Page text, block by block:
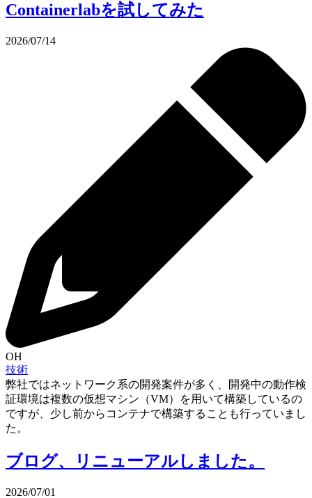
Containerlabを試してみた
2026/07/14
OH
技術
弊社ではネットワーク系の開発案件が多く、開発中の動作検
証環境は複数の仮想マシン（VM）を用いて構築しているの
ですが、少し前からコンテナで構築することも行っていまし
た。
ブログ、リニューアルしました。
2026/07/01